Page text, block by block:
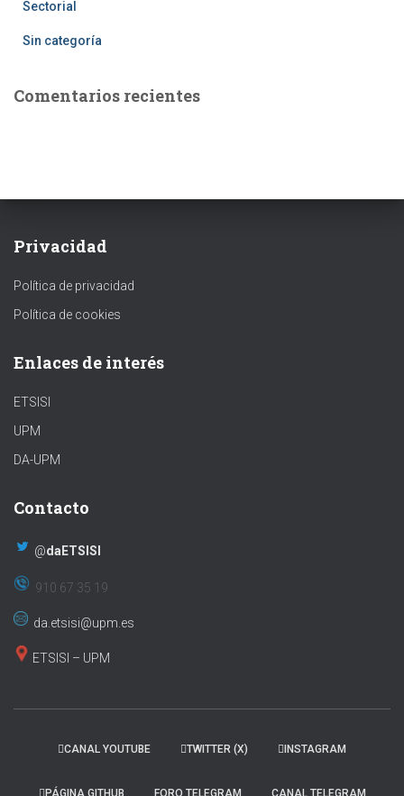
Sectorial
Sin categoría
Comentarios recientes
Privacidad
Política de privacidad
Política de cookies
Enlaces de interés
ETSISI
UPM
DA-UPM
Contacto
@daETSISI
910 67 35 19
da.etsisi@upm.es
ETSISI – UPM
CANAL YOUTUBE TWITTER (X) INSTAGRAM